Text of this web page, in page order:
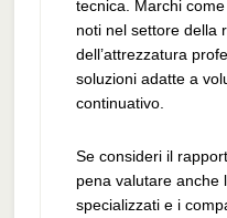
tecnica. Marchi
noti nel settore della
dell’attrezzatura
soluzioni adatte a
continuativo.
Se consideri il
pena valutare anche
specializzati e i